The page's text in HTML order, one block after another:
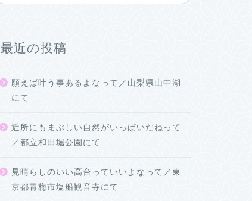
最近の投稿
願えば叶う事あるよなって／山梨県山中湖
にて
近所にもまぶしい自然がいっぱいだねって
／都立和田堀公園にて
見晴らしのいい高台っていいよなって／東
京都青梅市塩船観音寺にて